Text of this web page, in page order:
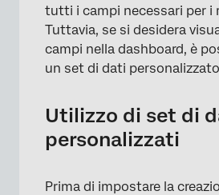
tutti i campi necessari per i
Tuttavia, se si desidera
campi nella dashboard, è
un set di dati
Utilizzo di set di
personalizzati
Prima di impostare la